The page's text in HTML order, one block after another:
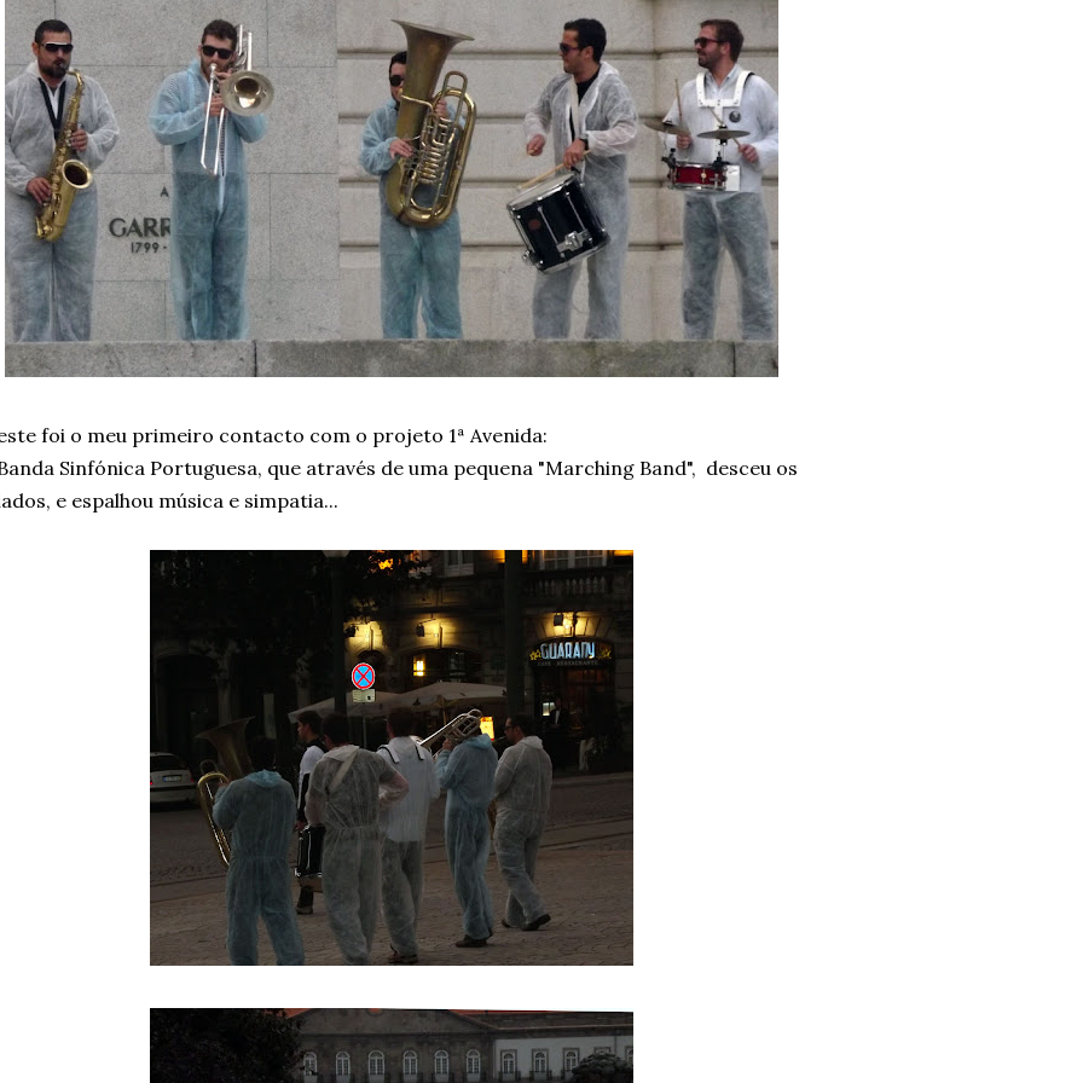
foi o meu primeiro contacto com o projeto 1ª Avenida:
Sinfónica Portuguesa, que através de uma pequena "Marching Band", desceu os
e espalhou música e simpatia...